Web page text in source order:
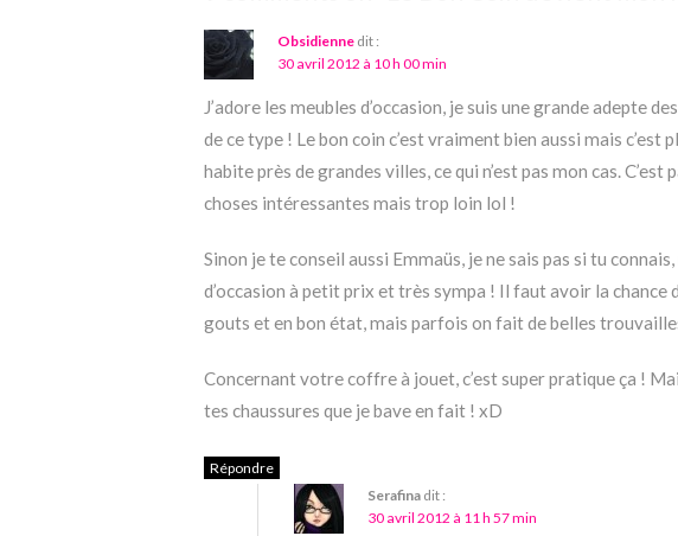
Obsidienne dit :
30 avril 2012 à 10 h 00 min
J’adore les meubles d’occasion, je suis une grande adepte
de ce type ! Le bon coin c’est vraiment bien aussi mais c’est
habite près de grandes villes, ce qui n’est pas mon cas.
choses intéressantes mais trop loin lol !
Sinon je te conseil aussi Emmaüs, je ne sais pas si tu
d’occasion à petit prix et très sympa ! Il faut avoir la chance
gouts et en bon état, mais parfois on fait de belles
Concernant votre coffre à jouet, c’est super pratique ça !
tes chaussures que je bave en fait ! xD
Répondre
Serafina dit :
30 avril 2012 à 11 h 57 min